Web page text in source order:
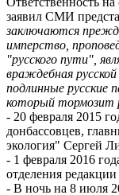
заявил СМИ
заключаются
имперство,
"русского пути",
враждебная
подлинные русские
который тормозит
- 20 февраля 2015
донбассовцев,
экология" Сергей
- 1 февраля 2016
отделения
- В ночь на 8 июля